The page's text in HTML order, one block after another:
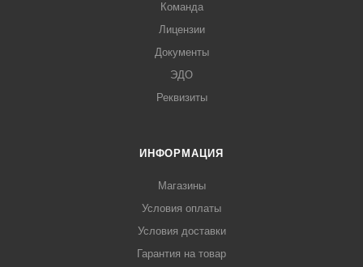
Команда
Лицензии
Документы
ЭДО
Реквизиты
ИНФОРМАЦИЯ
Магазины
Условия оплаты
Условия доставки
Гарантия на товар